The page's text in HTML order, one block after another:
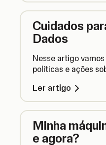
Cuidados
Dados
Nesse artigo
políticas e ações
Ler artigo
Minha
e agora?